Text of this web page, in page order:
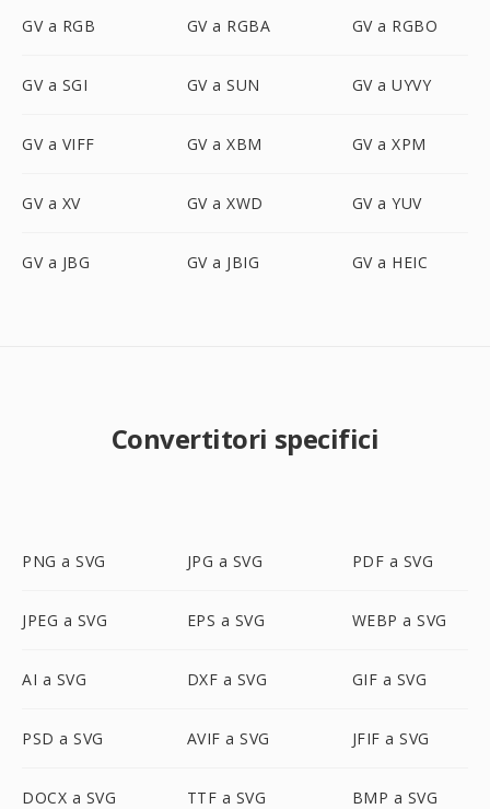
GV a RGB GV a RGBA GV a RGBO
GV a SGI GV a SUN GV a UYVY
GV a VIFF GV a XBM GV a XPM
GV a XV GV a XWD GV a YUV
GV a JBG GV a JBIG GV a HEIC
Convertitori specifici
PNG a SVG JPG a SVG PDF a SVG
JPEG a SVG EPS a SVG WEBP a SVG
AI a SVG DXF a SVG GIF a SVG
PSD a SVG AVIF a SVG JFIF a SVG
DOCX a SVG TTF a SVG BMP a SVG